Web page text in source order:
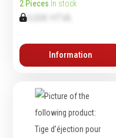
2 Pieces In stock
0,00€ HTVA
Information